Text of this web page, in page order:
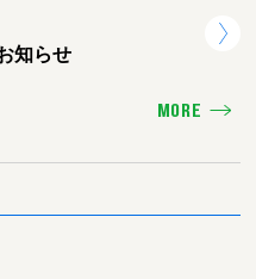
知らせ
MORE